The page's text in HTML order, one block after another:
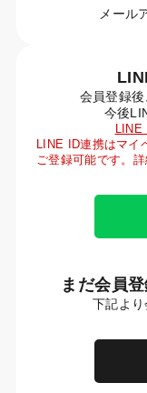
メール
会員登録
今後
LINE
LINE ID連携はマイ
ご登録可能です。詳
まだ会員
下記より